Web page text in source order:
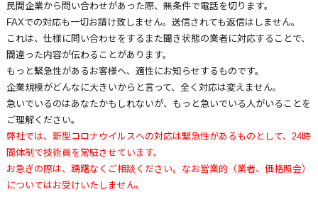
民間企業から問い合わせがあった際、無条件で電話を切ります。
FAXでの対応も一切お請け致しません。送信されても返信はしません。
これは、仕様に問い合わせをするまた聞き状態の業者に対応することで、
間違った内容が伝わることがあります。
もっと緊急性があるお客様へ、適性にお知らせするものです。
企業規模がどんなに大きいからと言って、全く対応は変えません。
急いでいるのはあなたかもしれないが、もっと急いでいる人がいることを
ご理解ください。
弊社では、新型コロナウイルスへの対応は緊急性があるものとして、24時
間体制で技術員を常駐させています。
お急ぎの際は、躊躇なくご相談ください。なお営業的（業者、価格照会）
についてはお受けいたしません。